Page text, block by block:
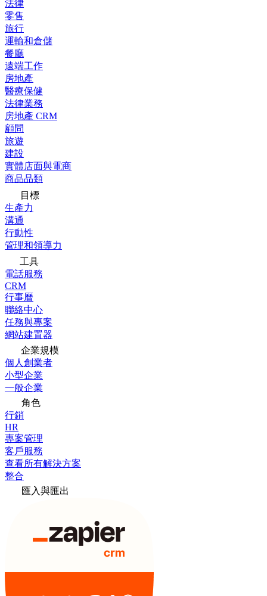
法律
零售
旅行
運輸和倉儲
餐廳
遠端工作
房地產
醫療保健
法律業務
房地產 CRM
顧問
旅遊
建設
實體店面與電商
商品品類
目標
生產力
溝通
行動性
管理和領導力
工具
電話服務
CRM
行事曆
聯絡中心
任務與專案
網站建置器
企業規模
個人創業者
小型企業
一般企業
角色
行銷
HR
專案管理
客戶服務
查看所有解決方案
整合
匯入與匯出